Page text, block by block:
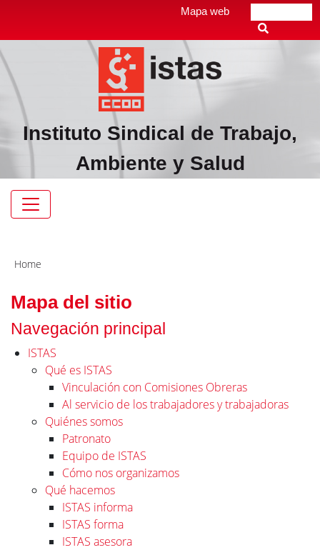
contenido
principal
Mapa web
Instituto Sindical de Trabajo,
Ambiente y Salud
Navegación
Home
Mapa del sitio
Navegación principal
ISTAS
Qué es ISTAS
Vinculación con Comisiones Obreras
Al servicio de los trabajadores y trabajadoras
Quiénes somos
Patronato
Equipo de ISTAS
Cómo nos organizamos
Qué hacemos
ISTAS informa
ISTAS forma
ISTAS asesora